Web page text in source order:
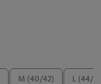
M (40/42) L (44/